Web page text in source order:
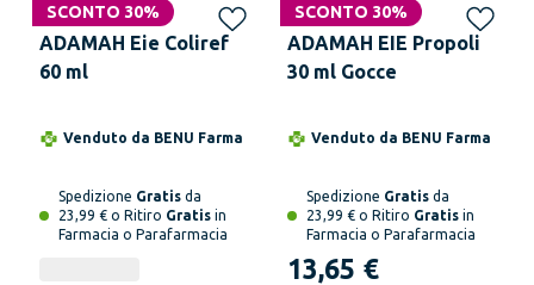
SCONTO 30%
ADAMAH Eie Coliref
60 ml
Venduto da BENU Farma
Spedizione Gratis da
23,99 € o Ritiro Gratis in
Farmacia o Parafarmacia
SCONTO 30%
ADAMAH EIE Propoli
30 ml Gocce
Venduto da BENU Farma
Spedizione Gratis da
23,99 € o Ritiro Gratis in
Farmacia o Parafarmacia
13,65 €